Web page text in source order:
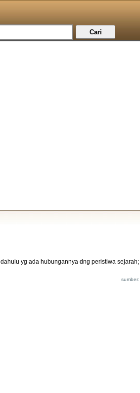
yg ada hubungannya dng peristiwa sejarah;